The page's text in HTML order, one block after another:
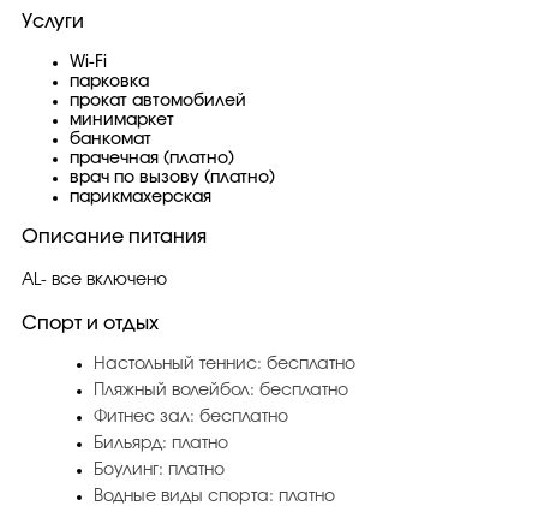
Услуги
Wi-Fi
парковка
прокат автомобилей
минимаркет
банкомат
прачечная (платно)
врач по вызову (платно)
парикмахерская
Описание питания
AL- все включено
Спорт и отдых
Настольный теннис: бесплатно
Пляжный волейбол: бесплатно
Фитнес зал: бесплатно
Бильярд: платно
Боулинг: платно
Водные виды спорта: платно